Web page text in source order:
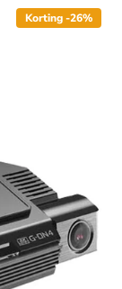
Korting -26%